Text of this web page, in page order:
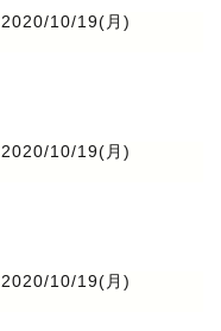
2020/10/19(月)
2020/10/19(月)
2020/10/19(月)